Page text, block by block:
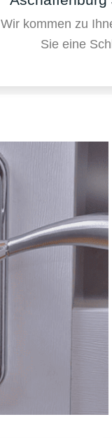
Wir kommen zu
Sie eine